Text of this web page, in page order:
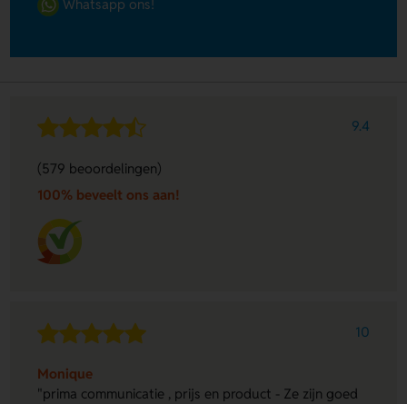
Whatsapp ons!
9.4
(579 beoordelingen)
100% beveelt ons aan!
10
Monique
"prima communicatie , prijs en product - Ze zijn goed